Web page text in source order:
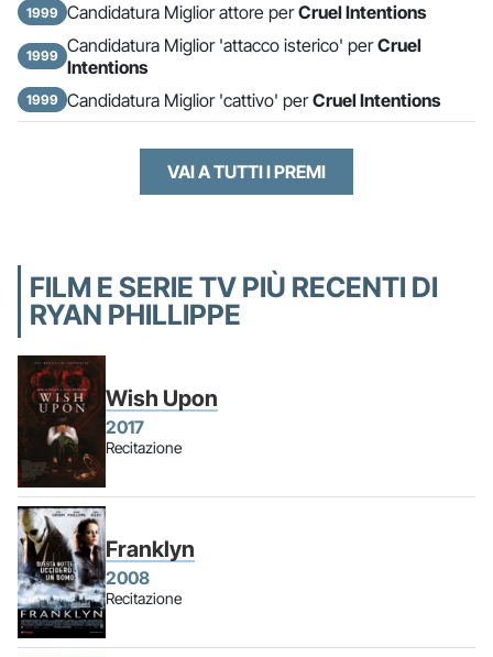
1999 Candidatura Miglior attore perCruel Intentions
1999 Candidatura Miglior 'attacco isterico' perCruel
Intentions
1999 Candidatura Miglior 'cattivo' perCruel Intentions
VAI A TUTTI I PREMI
FILM E SERIE TV PIÙ RECENTI DI
RYAN PHILLIPPE
Wish Upon
2017
Recitazione
Franklyn
2008
Recitazione